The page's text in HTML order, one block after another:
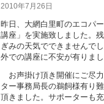
2010年7月26日
昨日、大網白里町のエコパ
講座」を実施致しました。
ぎみの天気でできませんで
外での講座に不安が有りま
お声掛け頂き開催にご尽
ター事務局長の鵜飼様有り
頂きました。サポーターも